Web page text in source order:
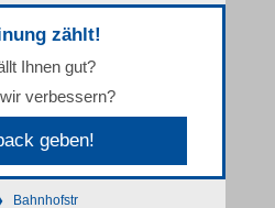
zählt!
Ihnen gut?
verbessern?
geben!
Bahnhofstr